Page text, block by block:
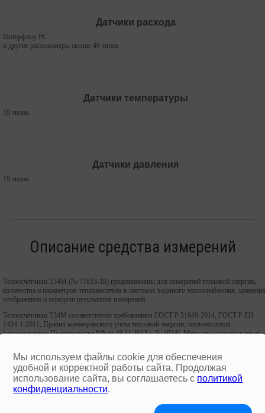
Датчики расхода
Питерфлоу РС
и другие расходомеры свыше 40 типов
Датчики температуры
19 типов
Датчики давления
19 типов
Описание средства измерений
Теплосчётчики Т34М (№ 71633-18) предназначены для измерений тепловой энергии,
количества и параметров теплоносителя в системах водяного теплоcнабжения,
отображения и передачи результатов измерений.
Теплосчётчики Т34М соответствуют требованиям ГОСТ Р 51649-2014, ГОСТ Р ЕН
1434-1-2011, Правил коммерческого учета тепловой энергии, теплоносителя
(постановление Правительства РФ от 18.11.2013 г. № 1034), Методики осуществления
поступающих от измерительных преобразователей, в информацию об измеряемых
Мы используем файлы cookie для обеспечения
удобной и корректной работы сайта. Продолжая
использование сайта, вы соглашаетесь с политикой
конфиденциальности.